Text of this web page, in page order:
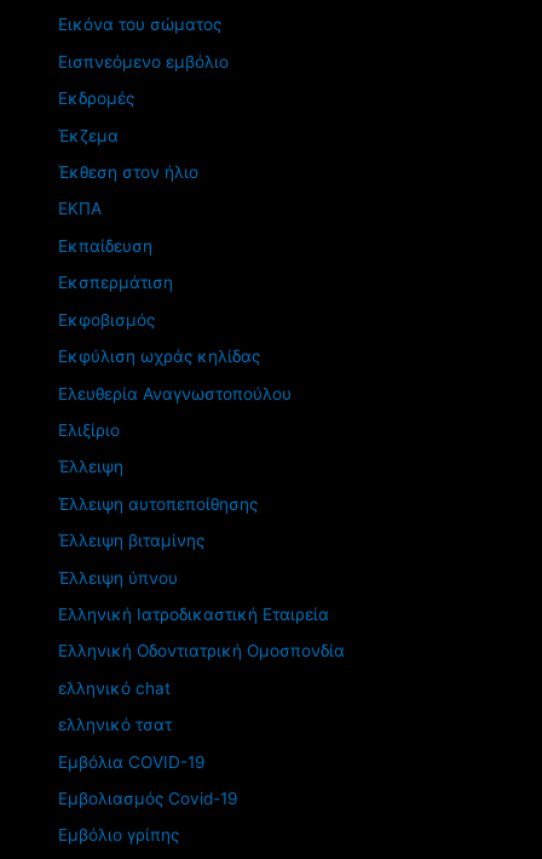
Εικόνα του σώματος
Εισπνεόμενο εμβόλιο
Εκδρομές
Έκζεμα
Έκθεση στον ήλιο
ΕΚΠΑ
Εκπαίδευση
Εκσπερμάτιση
Εκφοβισμός
Εκφύλιση ωχράς κηλίδας
Ελευθερία Αναγνωστοπούλου
Ελιξίριο
Έλλειψη
Έλλειψη αυτοπεποίθησης
Έλλειψη βιταμίνης
Έλλειψη ύπνου
Ελληνική Ιατροδικαστική Εταιρεία
Ελληνική Οδοντιατρική Ομοσπονδία
ελληνικό chat
ελληνικό τσατ
Εμβόλια COVID-19
Εμβολιασμός Covid-19
Εμβόλιο γρίπης